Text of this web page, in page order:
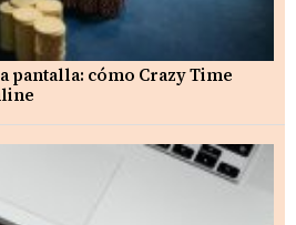
pantalla: cómo Crazy Time